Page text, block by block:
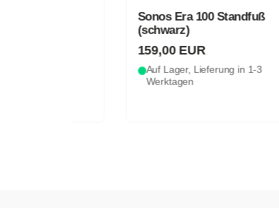
Sonos Era 100 Standfuß
159,00 EUR
Auf Lager, Lieferung in 1-3